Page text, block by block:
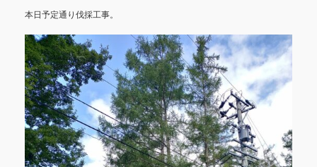
本日予定通り伐採工事。